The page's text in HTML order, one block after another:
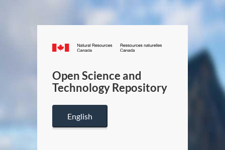
Canada.ca
/
Canada
Open Science and
Technology Repository
English